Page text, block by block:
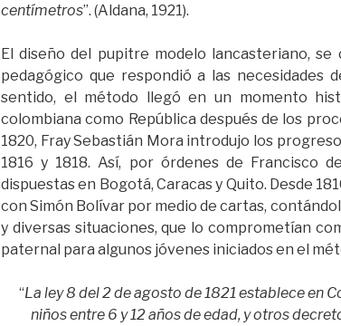
centímetros”. (Aldana, 1921).
El diseño del pupitre modelo lancasteriano,
pedagógico que respondió a las necesidades
sentido, el método llegó en un momento
colombiana como República después de los
1820, Fray Sebastián Mora introdujo los
1816 y 1818. Así, por órdenes de Francisco
dispuestas en Bogotá, Caracas y Quito. Desde
con Simón Bolívar por medio de cartas,
y diversas situaciones, que lo comprometían
paternal para algunos jóvenes iniciados en el
“La ley 8 del 2 de agosto de 1821 establece en
niños entre 6 y 12 años de edad, y otros